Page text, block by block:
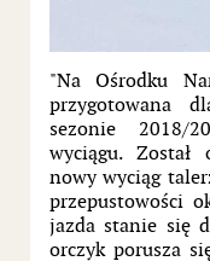
"Na Ośrodku
przygotowana
sezonie 2018/
wyciągu.
nowy wyciąg
przepustowości
jazda stanie się
orczyk porusza